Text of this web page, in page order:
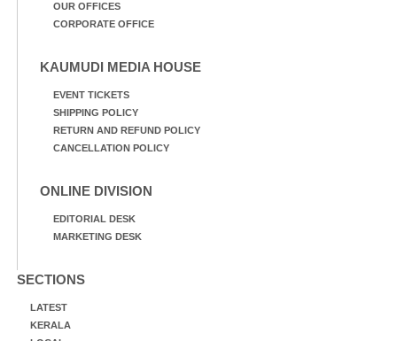
OUR OFFICES
CORPORATE OFFICE
KAUMUDI MEDIA HOUSE
EVENT TICKETS
SHIPPING POLICY
RETURN AND REFUND POLICY
CANCELLATION POLICY
ONLINE DIVISION
EDITORIAL DESK
MARKETING DESK
SECTIONS
LATEST
KERALA